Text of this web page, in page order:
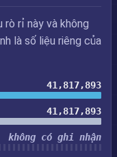
rò rỉ này và không
là số liệu riêng của
41,817,893
41,817,893
không có ghi nhận